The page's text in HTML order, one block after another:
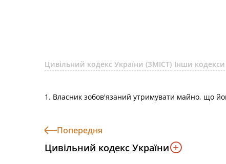
Цивільний кодекс України (ЗМІСТ) Інши кодекси
1. Власник зобов'язаний утримувати майно, що
Попередня
Цивільний кодекс України